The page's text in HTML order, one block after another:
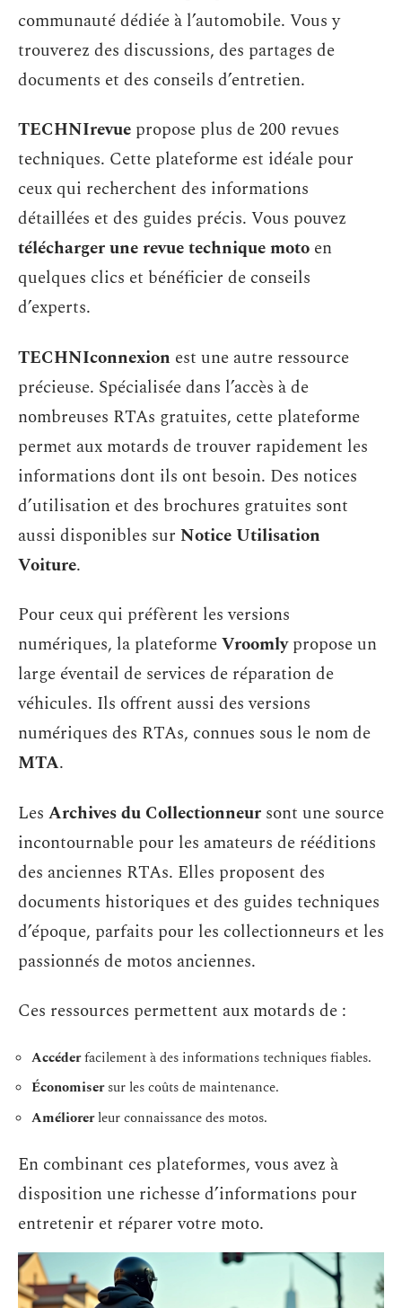
communauté dédiée à l’automobile. Vous y
trouverez des discussions, des partages de
documents et des conseils d’entretien.
TECHNIrevue propose plus de 200 revues
techniques. Cette plateforme est idéale pour
ceux qui recherchent des informations
détaillées et des guides précis. Vous pouvez
télécharger une revue technique moto en
quelques clics et bénéficier de conseils
d’experts.
TECHNIconnexion est une autre ressource
précieuse. Spécialisée dans l’accès à de
nombreuses RTAs gratuites, cette plateforme
permet aux motards de trouver rapidement les
informations dont ils ont besoin. Des notices
d’utilisation et des brochures gratuites sont
aussi disponibles sur Notice Utilisation
Voiture.
Pour ceux qui préfèrent les versions
numériques, la plateformeVroomlypropose un
large éventail de services de réparation de
véhicules. Ils offrent aussi des versions
numériques des RTAs, connues sous le nom de
MTA.
Les Archives du Collectionneur sont une source
incontournable pour les amateurs de rééditions
des anciennes RTAs. Elles proposent des
documents historiques et des guides techniques
d’époque, parfaits pour les collectionneurs et les
passionnés de motos anciennes.
Ces ressources permettent aux motards de :
Accéderfacilement à des informations techniques fiables.
Économisersur les coûts de maintenance.
Améliorerleur connaissance des motos.
En combinant ces plateformes, vous avez à
disposition une richesse d’informations pour
entretenir et réparer votre moto.